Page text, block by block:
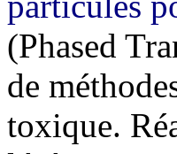
(Phased
de
toxique.